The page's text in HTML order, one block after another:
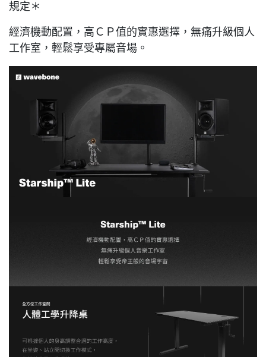
規定＊
經濟機動配置，高ＣＰ值的實惠選擇，無痛升級個人
工作室，輕鬆享受專屬音場。